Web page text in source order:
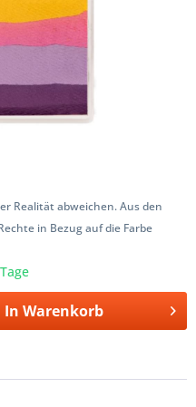
Realität abweichen. Aus den
in Bezug auf die Farbe
In Warenkorb